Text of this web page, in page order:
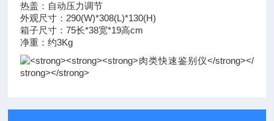
热盖：自动压力调节
外观尺寸：290(W)*308(L)*130(H)
箱子尺寸：75长*38宽*19高cm
净重：约3Kg